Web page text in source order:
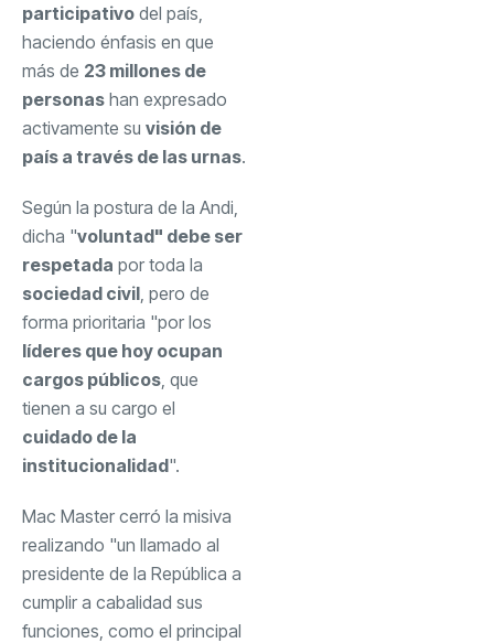
participativo del país,
haciendo énfasis en que
más de 23 millones de
personas han expresado
activamente su visión de
país a través de las urnas.
Según la postura de la Andi,
dicha "voluntad" debe ser
respetada por toda la
sociedad civil , pero de
forma prioritaria "por los
líderes que hoy ocupan
cargos públicos , que
tienen a su cargo el
cuidado de la
institucionalidad".
Mac Master cerró la misiva
realizando "un llamado al
presidente de la República a
cumplir a cabalidad sus
funciones, como el principal